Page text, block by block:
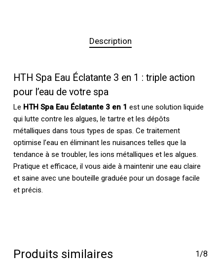
Description
HTH Spa Eau Éclatante 3 en 1 : triple action
pour l’eau de votre spa
Le HTH Spa Eau Éclatante 3 en 1 est une solution liquide
qui lutte contre les algues, le tartre et les dépôts
métalliques dans tous types de spas. Ce traitement
optimise l’eau en éliminant les nuisances telles que la
tendance à se troubler, les ions métalliques et les algues.
Pratique et efficace, il vous aide à maintenir une eau claire
et saine avec une bouteille graduée pour un dosage facile
et précis.
Produits similaires 1/8